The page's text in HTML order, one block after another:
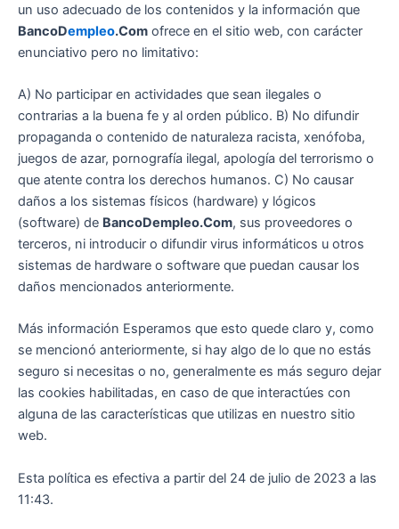
un uso adecuado de los contenidos y la información que
BancoDempleo.Com ofrece en el sitio web, con carácter
enunciativo pero no limitativo:
A) No participar en actividades que sean ilegales o
contrarias a la buena fe y al orden público. B) No difundir
propaganda o contenido de naturaleza racista, xenófoba,
juegos de azar, pornografía ilegal, apología del terrorismo o
que atente contra los derechos humanos. C) No causar
daños a los sistemas físicos (hardware) y lógicos
(software) de BancoDempleo.Com, sus proveedores o
terceros, ni introducir o difundir virus informáticos u otros
sistemas de hardware o software que puedan causar los
daños mencionados anteriormente.
Más información Esperamos que esto quede claro y, como
se mencionó anteriormente, si hay algo de lo que no estás
seguro si necesitas o no, generalmente es más seguro dejar
las cookies habilitadas, en caso de que interactúes con
alguna de las características que utilizas en nuestro sitio
web.
Esta política es efectiva a partir del 24 de julio de 2023 a las
11:43.